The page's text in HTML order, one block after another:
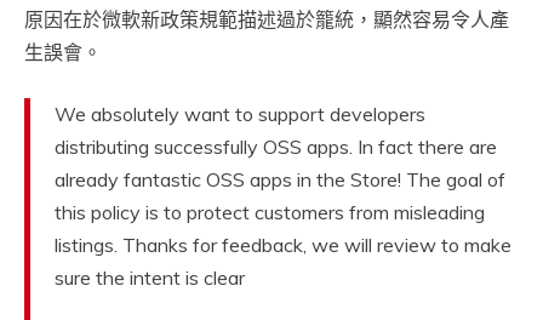
原因在於微軟新政策規範描述過於籠統，顯然容易令人產
生誤會。
We absolutely want to support developers
distributing successfully OSS apps. In fact there are
already fantastic OSS apps in the Store! The goal of
this policy is to protect customers from misleading
listings. Thanks for feedback, we will review to make
sure the intent is clear